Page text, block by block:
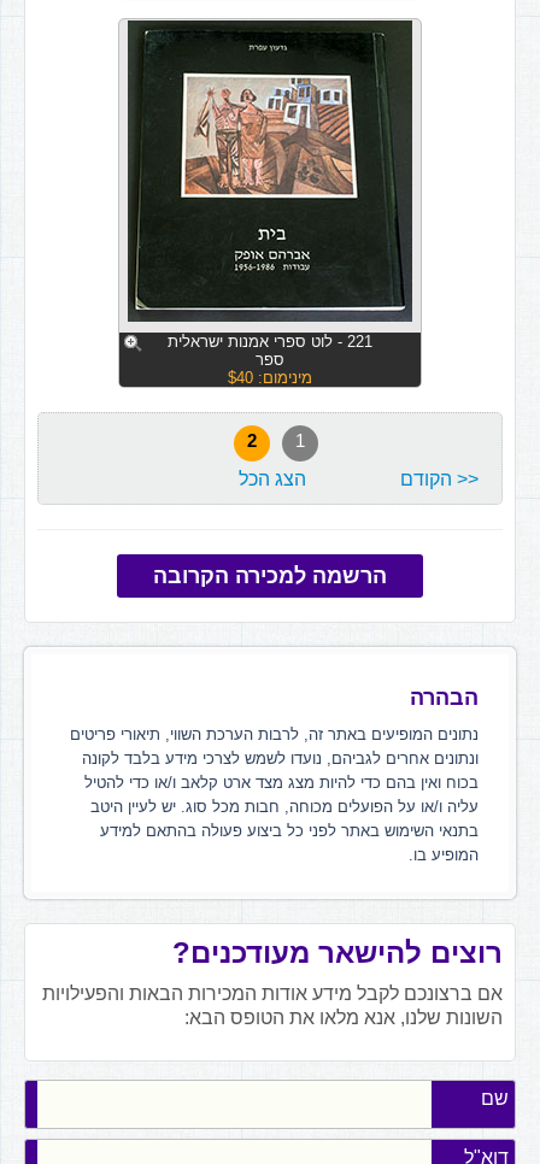
221 - לוט ספרי אמנות ישראלית
ספר
מינימום: $40
1
2
<< הקודם
הצג הכל
הרשמה למכירה הקרובה
הבהרה
נתונים המופיעים באתר זה, לרבות הערכת השווי, תיאורי פריטים
ונתונים אחרים לגביהם, נועדו לשמש לצרכי מידע בלבד לקונה
בכוח ואין בהם כדי להיות מצג מצד ארט קלאב ו/או כדי להטיל
עליה ו/או על הפועלים מכוחה, חבות מכל סוג. יש לעיין היטב
בתנאי השימוש באתר לפני כל ביצוע פעולה בהתאם למידע
המופיע בו.
רוצים להישאר מעודכנים?
אם ברצונכם לקבל מידע אודות המכירות הבאות והפעילויות
השונות שלנו, אנא מלאו את הטופס הבא:
שם
דוא"ל